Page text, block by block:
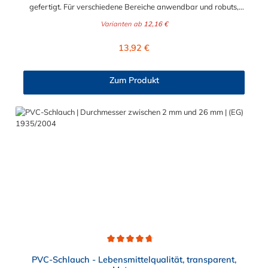
gefertigt. Für verschiedene Bereiche anwendbar und robuts,
Radiatorschlauch. Der Kühlerschlauch ist Meterware und somit
und Korrosionsschutzmittel. Werkstoffe des
schwarz, glatt, ab DN 28 stoffgemustert, hitze-, alterungs- und
witterungsbeständig in Anlehnung an DIN
73411Temperaturbereich:-40°C bis +125°C (Innen-Ø > 50mm:
-40°C bis +100°C), kurzzeitig bis +140°CBetriebsdruck:6 bar,
Berstdruck: 18 bar (Innen-Ø > 50 mm: 3 bar, Berstdruck: 9 bar)
Varianten ab12,16 €
Regulärer Preis:
13,92 €
Zum Produkt
PVC-Schlauch - Lebensmittelqualität, transparent,